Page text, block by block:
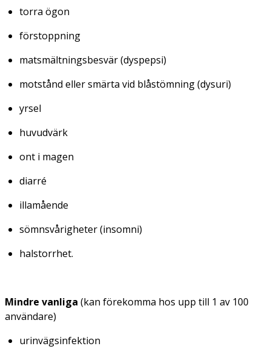
torra ögon
förstoppning
matsmältningsbesvär (dyspepsi)
motstånd eller smärta vid blåstömning (dysuri)
yrsel
huvudvärk
ont i magen
diarré
illamående
sömnsvårigheter (insomni)
halstorrhet.
Mindre vanliga (kan förekomma hos upp till 1 av 100
användare)
urinvägsinfektion